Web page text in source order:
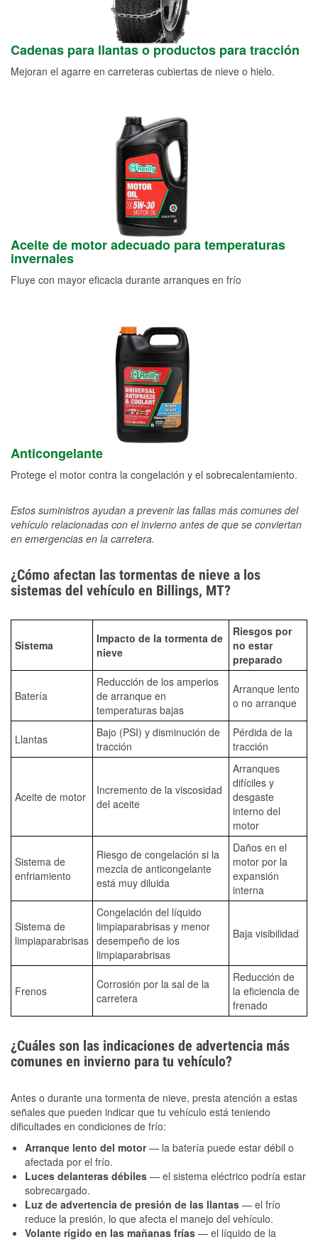
Cadenas para llantas o productos para tracción
Mejoran el agarre en carreteras cubiertas de nieve o hielo.
Aceite de motor adecuado para temperaturas
invernales
Fluye con mayor eficacia durante arranques en frío
Anticongelante
Protege el motor contra la congelación y el sobrecalentamiento.
Estos suministros ayudan a prevenir las fallas más comunes del
vehículo relacionadas con el invierno antes de que se conviertan
en emergencias en la carretera.
¿Cómo afectan las tormentas de nieve a los
sistemas del vehículo en Billings, MT?
Sistema
Impacto de la tormenta de
nieve
Riesgos por
no estar
preparado
Batería
Reducción de los amperios
de arranque en
temperaturas bajas
Arranque lento
o no arranque
Llantas
Bajo (PSI) y disminución de
tracción
Pérdida de la
tracción
Aceite de motor
Incremento de la viscosidad
del aceite
Arranques
difíciles y
desgaste
interno del
motor
Sistema de
enfriamiento
Riesgo de congelación si la
mezcla de anticongelante
está muy diluida
Daños en el
motor por la
expansión
interna
Sistema de
limpiaparabrisas
Congelación del líquido
limpiaparabrisas y menor
desempeño de los
limpiaparabrisas
Baja visibilidad
Frenos
Corrosión por la sal de la
carretera
Reducción de
la eficiencia de
frenado
¿Cuáles son las indicaciones de advertencia más
comunes en invierno para tu vehículo?
Antes o durante una tormenta de nieve, presta atención a estas
señales que pueden indicar que tu vehículo está teniendo
dificultades en condiciones de frío:
Arranque lento del motor— la batería puede estar débil o
afectada por el frío.
Luces delanteras débiles — el sistema eléctrico podría estar
sobrecargado.
Luz de advertencia de presión de las llantas — el frío
reduce la presión, lo que afecta el manejo del vehículo.
Volante rígido en las mañanas frías — el líquido de la